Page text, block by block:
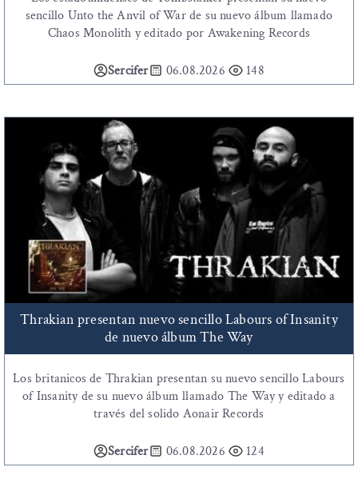
sencillo Unto the Anvil of War de su nuevo álbum llamado
Chaos Monolith y editado por Awakening Records
Sercifer 06.08.2026 148
Thrakian presentan nuevo sencillo Labours of Insanity
de nuevo álbum The Way
Los britanicos de Thrakian presentan su nuevo sencillo Labours
of Insanity de su nuevo álbum llamado The Way y editado a
través del solido Aonair Records
Sercifer 06.08.2026 124